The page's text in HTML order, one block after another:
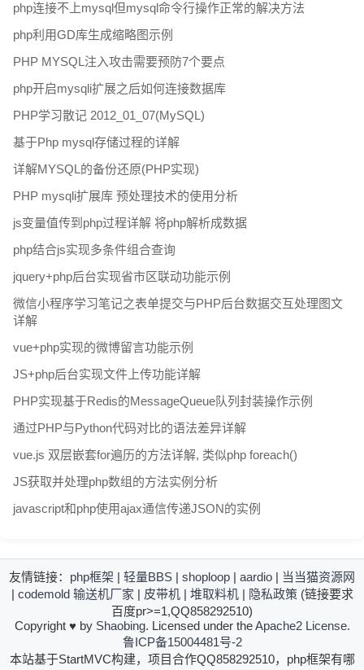
php连接不上mysql但mysql命令行操作正常的解决方法
php利用GD库生成缩略图示例
PHP MYSQL注入攻击需要预防7个要点
php开启mysqli扩展之后如何连接数据库
PHP学习散记 2012_01_07(MySQL)
基于Php mysql存储过程的详解
详解MYSQL的备份还原(PHP实现)
PHP mysqli扩展库 预处理技术的使用分析
js变量值传到php过程详解 将php解析成数据
php结合js实现多条件组合查询
jquery+php后台实现省市区联动功能示例
微信小程序学习笔记之表单提交与PHP后台数据交互处理图文
详解
vue+php实现的微博留言功能示例
JS+php后台实现文件上传功能详解
PHP实现基于Redis的MessageQueue队列封装操作示例
通过PHP与Python代码对比的语法差异详解
vue.js 双层嵌套for遍历的方法详解, 类似php foreach()
JS获取并处理php数组的方法实例分析
javascript和php使用ajax通信传递JSON的实例
友情链接： php框架 | 轻量BBS | shoploop | aardio | 当当猫资源网
| codemold 输送机厂家 | 皮带机| 堆取料机| 隐私政策 (链接要求
百度pr>=1,QQ858292510)
Copyright ♥ by Shaobing. Licensed under theApache2 License.
鲁ICP备15004481号-2
本站基于StartMVC构建，项目合作QQ858292510，php框架有哪